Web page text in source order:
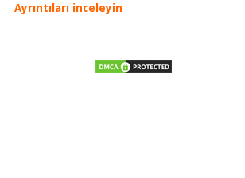
Ayrıntıları inceleyin